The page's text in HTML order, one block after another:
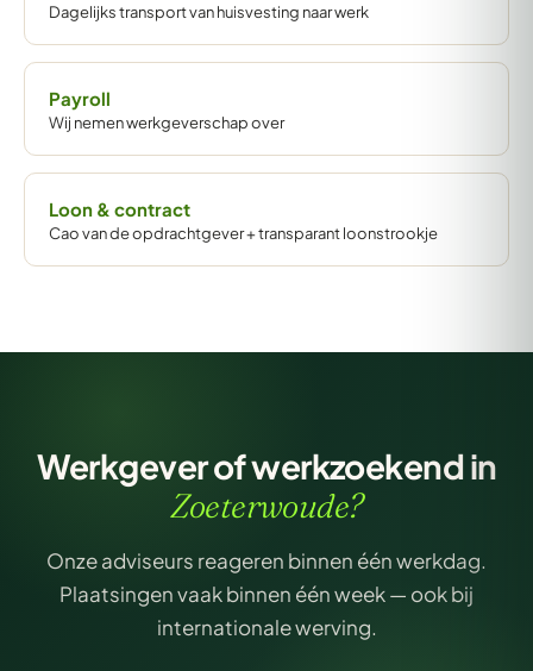
Dagelijks transport van huisvesting naar werk
Payroll
Wij nemen werkgeverschap over
Loon & contract
Cao van de opdrachtgever + transparant loonstrookje
Werkgever of werkzoekend in
Zoeterwoude?
Onze adviseurs reageren binnen één werkdag.
Plaatsingen vaak binnen één week — ook bij
internationale werving.